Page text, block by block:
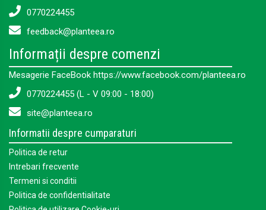
0770224455
feedback@planteea.ro
Informații despre comenzi
Mesagerie FaceBook https://www.facebook.com/planteea.ro
0770224455 (L - V 09:00 - 18:00)
site@planteea.ro
Informatii despre cumparaturi
Politica de retur
Intrebari frecvente
Termeni si conditii
Politica de confidentialitate